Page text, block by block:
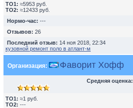
TO1: ≈5953 руб.
TO2: ≈12433 руб.
Нормо-час: ---
Отзывов: 26
Последний отзыв: 14 ноя 2018, 22:34
кузовной ремонт поло в атлант-м
Организация: Фаворит Хофф
Средняя оценка:
TO1: ≈1 руб.
TO2: ---